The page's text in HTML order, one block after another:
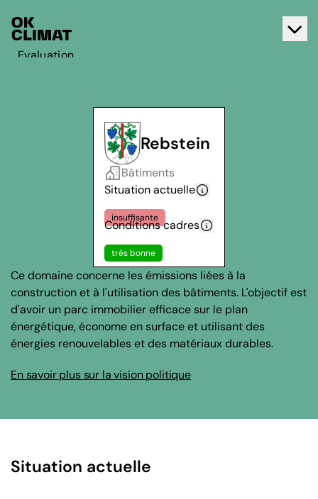
Evaluation
Rebstein
Bâtiments
Situation actuelle
insuffisante
Conditions cadres
très bonne
Ce domaine concerne les émissions liées à la
construction et à l'utilisation des bâtiments. L'objectif est
d'avoir un parc immobilier efficace sur le plan
énergétique, économe en surface et utilisant des
énergies renouvelables et des matériaux durables.
En savoir plus sur la vision politique
Situation actuelle